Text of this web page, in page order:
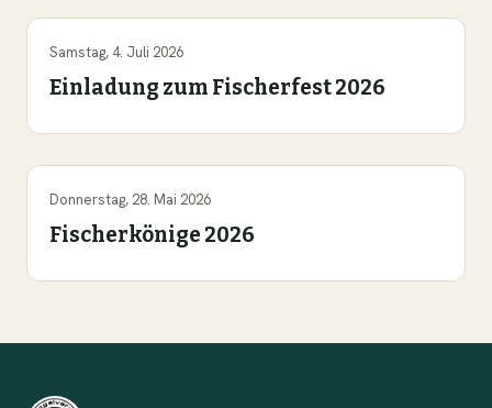
Samstag, 4. Juli 2026
Einladung zum Fischerfest 2026
Donnerstag, 28. Mai 2026
Fischerkönige 2026